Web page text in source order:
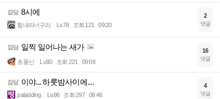
잡담 8시에
힘내라너구리 Lv.78 조회 121 09:20
2
댓글
잡담 일찍 일어나는 새가
초풍신 Lv.80 조회 221 09:08
16
댓글
잡담 이야... 하룻밤사이에....
paladding Lv.86 조회 297 08:46
4
댓글